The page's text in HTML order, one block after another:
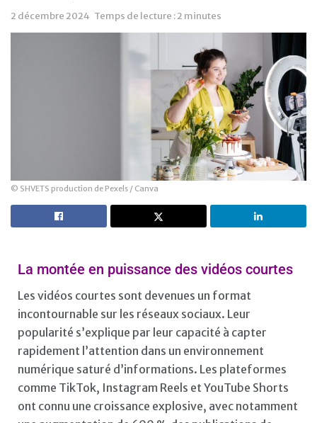
2 décembre 2024 Temps de lecture : 2 minutes
© SHVETS production de Pexels / Canva
La montée en puissance des vidéos courtes
Les vidéos courtes sont devenues un format
incontournable sur les réseaux sociaux. Leur
popularité s’explique par leur capacité à capter
rapidement l’attention dans un environnement
numérique saturé d’informations. Les plateformes
comme TikTok, Instagram Reels et YouTube Shorts
ont connu une croissance explosive, avec notamment